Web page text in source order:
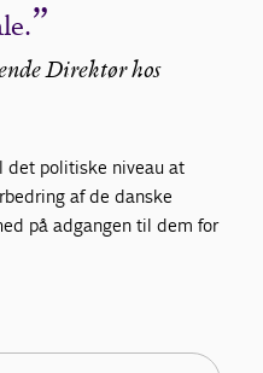
Direktør hos
det politiske niveau at
af de danske
på adgangen til dem for